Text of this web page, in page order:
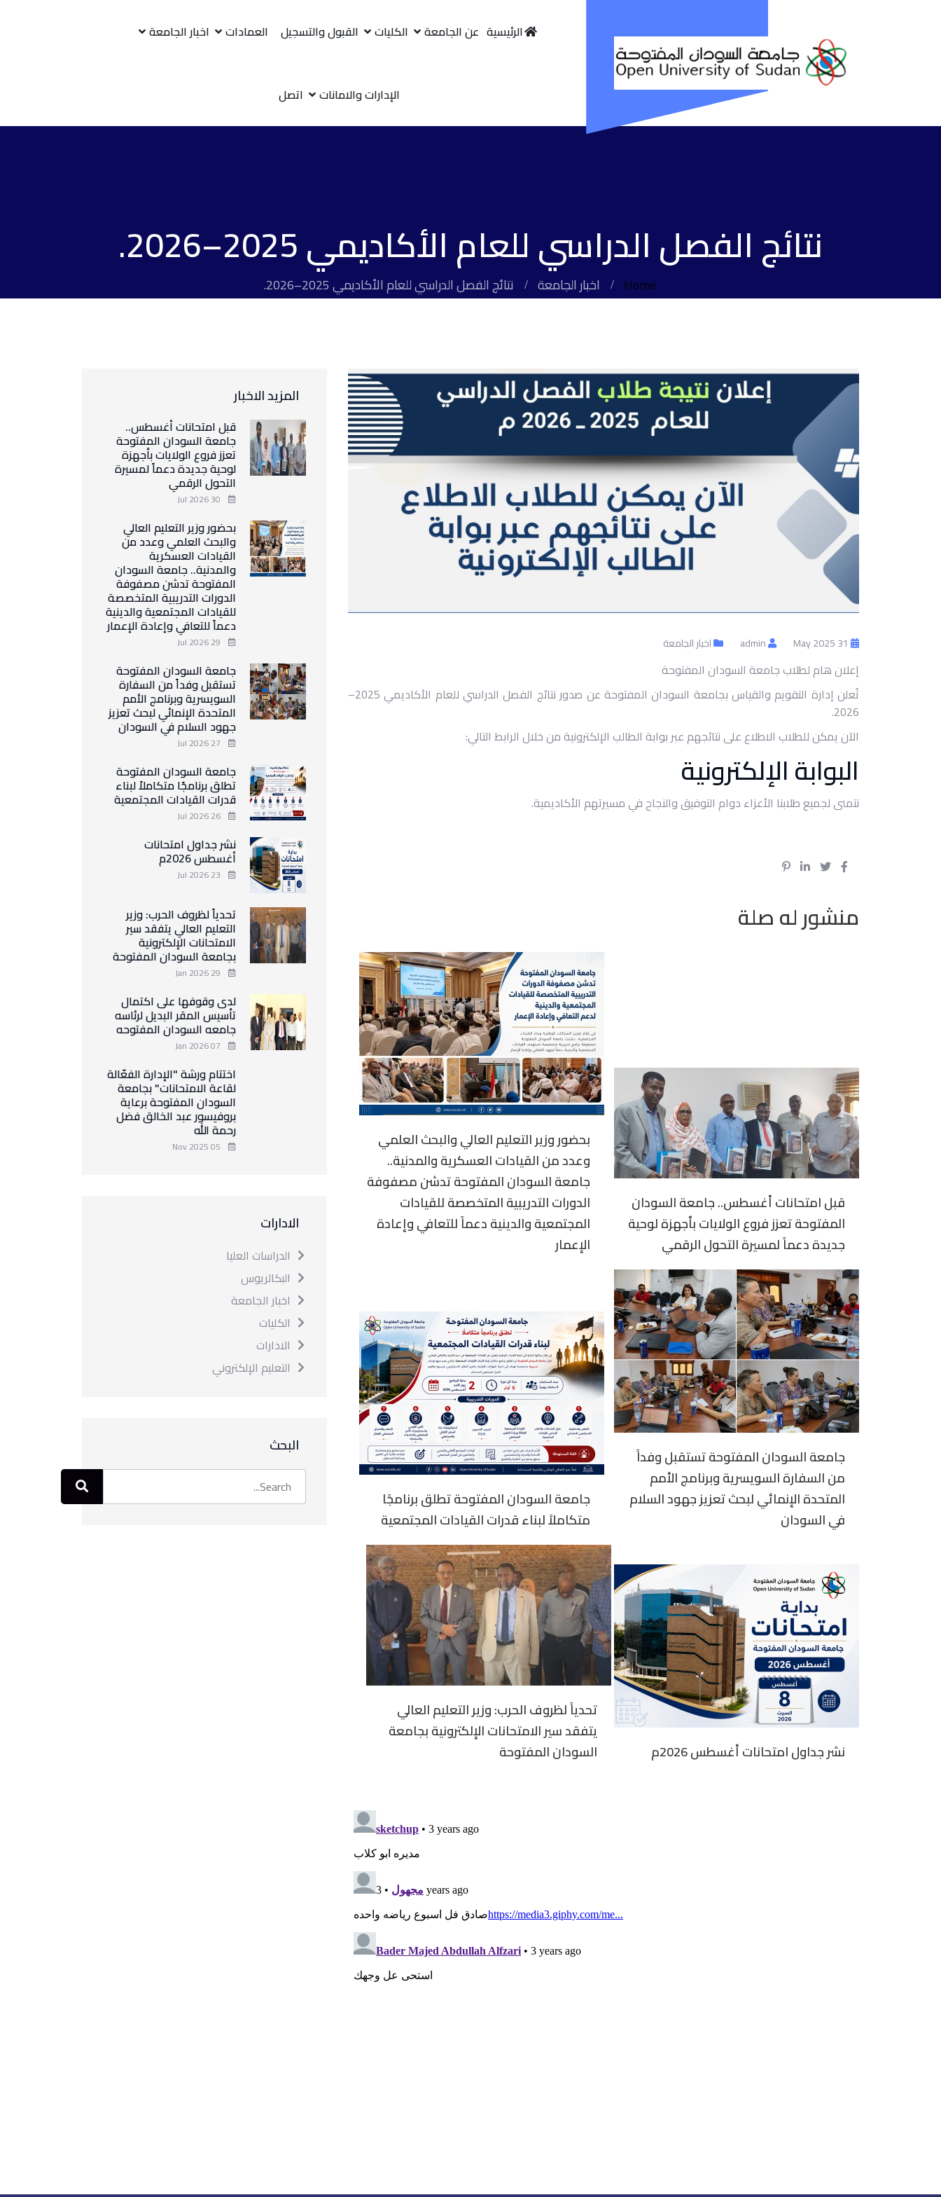
الرئيسية عن الجامعة الكليات القبول والتسجيل العمادات اخبار الجامعة
الإدارات والامانات اتصل
نتائج الفصل الدراسي للعام الأكاديمي 2025–2026.
Home اخبار الجامعة نتائج الفصل الدراسي للعام الأكاديمي 2025–2026.
اخبار الجامعة
إعلان هام لطلاب جامعة السودان المفتوحة
تُعلن إدارة التقويم والقياس بجامعة السودان المفتوحة عن صدور نتائج الفصل الدراسي للعام الأكاديمي 2025–
2026.
الآن يمكن للطلاب الاطلاع على نتائجهم عبر بوابة الطالب الإلكترونية من خلال الرابط التالي:
البوابة الإلكترونية
نتمنى لجميع طلابنا الأعزاء دوام التوفيق والنجاح في مسيرتهم الأكاديمية.
منشور له صلة
قبل امتحانات أغسطس.. جامعة السودان
المفتوحة تعزز فروع الولايات بأجهزة لوحية
جديدة دعماً لمسيرة التحول الرقمي
بحضور وزير التعليم العالي والبحث العلمي
وعدد من القيادات العسكرية والمدنية..
جامعة السودان المفتوحة تدشن مصفوفة
الدورات التدريبية المتخصصة للقيادات
المجتمعية والدينية دعماً للتعافي وإعادة
الإعمار
جامعة السودان المفتوحة تستقبل وفداً
من السفارة السويسرية وبرنامج الأمم
المتحدة الإنمائي لبحث تعزيز جهود السلام
في السودان
جامعة السودان المفتوحة تطلق برنامجًا
متكاملاً لبناء قدرات القيادات المجتمعية
نشر جداول امتحانات أغسطس 2026م
تحدياً لظروف الحرب: وزير التعليم العالي
يتفقد سير الامتحانات الإلكترونية بجامعة
السودان المفتوحة
المزيد الاخبار
قبل امتحانات أغسطس..
جامعة السودان المفتوحة
تعزز فروع الولايات بأجهزة
لوحية جديدة دعماً لمسيرة
التحول الرقمي
بحضور وزير التعليم العالي
والبحث العلمي وعدد من
القيادات العسكرية
والمدنية.. جامعة السودان
المفتوحة تدشن مصفوفة
الدورات التدريبية المتخصصة
للقيادات المجتمعية والدينية
دعماً للتعافي وإعادة الإعمار
جامعة السودان المفتوحة
تستقبل وفداً من السفارة
السويسرية وبرنامج الأمم
المتحدة الإنمائي لبحث تعزيز
جهود السلام في السودان
جامعة السودان المفتوحة
تطلق برنامجًا متكاملاً لبناء
قدرات القيادات المجتمعية
نشر جداول امتحانات
أغسطس 2026م
تحدياً لظروف الحرب: وزير
التعليم العالي يتفقد سير
الامتحانات الإلكترونية
بجامعة السودان المفتوحة
لدى وقوفها على اكتمال
تأسيس المقر البديل لرئاسه
جامعه السودان المفتوحه
اختتام ورشة "الإدارة الفعّالة
لقاعة الامتحانات" بجامعة
السودان المفتوحة برعاية
بروفيسور عبد الخالق فضل
رحمة الله
الادارات
الدراسات العليا
البكالريوس
اخبار الجامعة
الكليات
الادارات
التعليم الإلكتروني
البحث